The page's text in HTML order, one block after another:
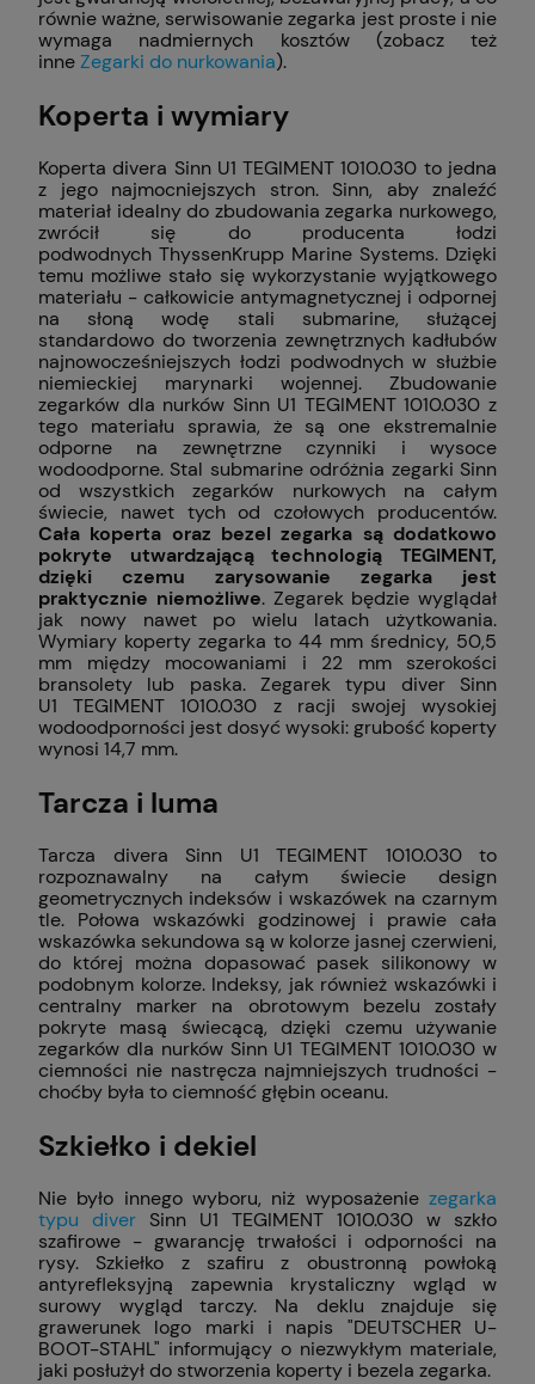
równie ważne, serwisowanie zegarka jest proste i nie
wymaga nadmiernych kosztów (zobacz też
inneZegarki do nurkowania).
Koperta i wymiary
Koperta divera Sinn U1 TEGIMENT 1010.030 to jedna
z jego najmocniejszych stron. Sinn, aby znaleźć
materiał idealny do zbudowania zegarka nurkowego,
zwrócił się do producenta łodzi
podwodnych ThyssenKrupp Marine Systems. Dzięki
temu możliwe stało się wykorzystanie wyjątkowego
materiału - całkowicie antymagnetycznej i odpornej
na słoną wodę stali submarine, służącej
standardowo do tworzenia zewnętrznych kadłubów
najnowocześniejszych łodzi podwodnych w służbie
niemieckiej marynarki wojennej. Zbudowanie
zegarków dla nurków Sinn U1 TEGIMENT 1010.030 z
tego materiału sprawia, że są one ekstremalnie
odporne na zewnętrzne czynniki i wysoce
wodoodporne. Stal submarine odróżnia zegarki Sinn
od wszystkich zegarków nurkowych na całym
świecie, nawet tych od czołowych producentów.
Cała koperta oraz bezel zegarka są dodatkowo
pokryte utwardzającą technologią TEGIMENT,
dzięki czemu zarysowanie zegarka jest
praktycznie niemożliwe. Zegarek będzie wyglądał
jak nowy nawet po wielu latach użytkowania.
Wymiary koperty zegarka to 44 mm średnicy, 50,5
mm między mocowaniami i 22 mm szerokości
bransolety lub paska. Zegarek typu diver Sinn
U1 TEGIMENT 1010.030 z racji swojej wysokiej
wodoodporności jest dosyć wysoki: grubość koperty
wynosi 14,7 mm.
Tarcza i luma
Tarcza divera Sinn U1 TEGIMENT 1010.030 to
rozpoznawalny na całym świecie design
geometrycznych indeksów i wskazówek na czarnym
tle. Połowa wskazówki godzinowej i prawie cała
wskazówka sekundowa są w kolorze jasnej czerwieni,
do której można dopasować pasek silikonowy w
podobnym kolorze. Indeksy, jak również wskazówki i
centralny marker na obrotowym bezelu zostały
pokryte masą świecącą, dzięki czemu używanie
zegarków dla nurków Sinn U1 TEGIMENT 1010.030 w
ciemności nie nastręcza najmniejszych trudności -
choćby była to ciemność głębin oceanu.
Szkiełko i dekiel
Nie było innego wyboru, niż wyposażenie zegarka
typu diver Sinn U1 TEGIMENT 1010.030 w szkło
szafirowe - gwarancję trwałości i odporności na
rysy. Szkiełko z szafiru z obustronną powłoką
antyrefleksyjną zapewnia krystaliczny wgląd w
surowy wygląd tarczy. Na deklu znajduje się
grawerunek logo marki i napis "DEUTSCHER U-
BOOT-STAHL" informujący o niezwykłym materiale,
jaki posłużył do stworzenia koperty i bezela zegarka.